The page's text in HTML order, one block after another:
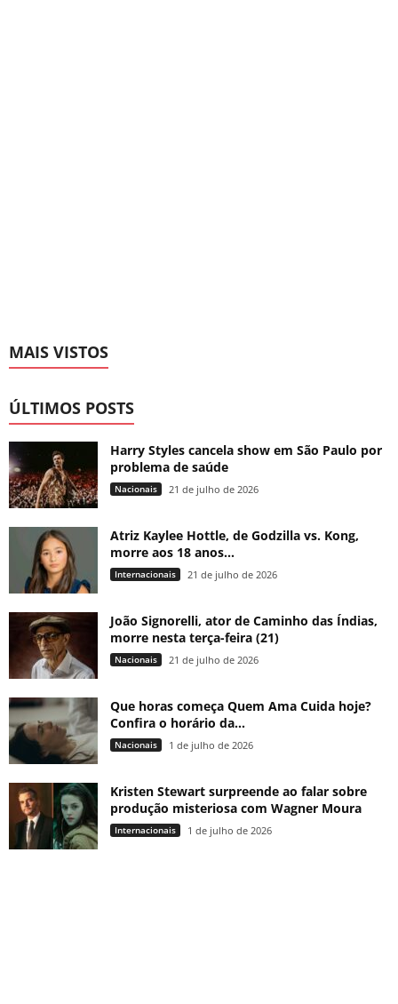
MAIS VISTOS
ÚLTIMOS POSTS
Harry Styles cancela show em São Paulo por
problema de saúde
Nacionais 21 de julho de 2026
Atriz Kaylee Hottle, de Godzilla vs. Kong,
morre aos 18 anos...
Internacionais 21 de julho de 2026
João Signorelli, ator de Caminho das Índias,
morre nesta terça-feira (21)
Nacionais 21 de julho de 2026
Que horas começa Quem Ama Cuida hoje?
Confira o horário da...
Nacionais 1 de julho de 2026
Kristen Stewart surpreende ao falar sobre
produção misteriosa com Wagner Moura
Internacionais 1 de julho de 2026